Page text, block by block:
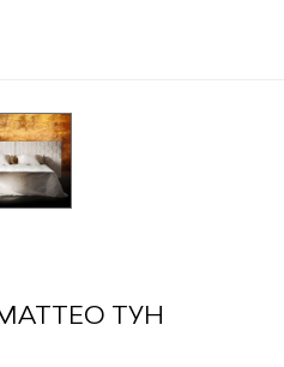
ТУН